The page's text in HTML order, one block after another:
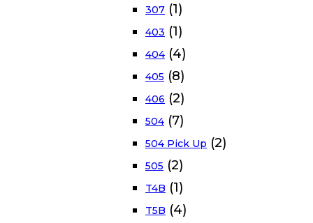
307 (1)
403 (1)
404 (4)
405 (8)
406 (2)
504 (7)
504 Pick Up (2)
505 (2)
T4B (1)
T5B (4)